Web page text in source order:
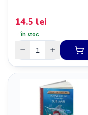
14.5 lei
În stoc